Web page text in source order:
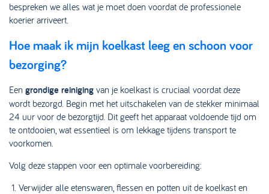
bespreken we alles wat je moet doen voordat de professionele
koerier arriveert.
Hoe maak ik mijn koelkast leeg en schoon voor
bezorging?
Een grondige reiniging van je koelkast is cruciaal voordat deze
wordt bezorgd. Begin met het uitschakelen van de stekker minimaal
24 uur voor de bezorgtijd. Dit geeft het apparaat voldoende tijd om
te ontdooien, wat essentieel is om lekkage tijdens transport te
voorkomen.
Volg deze stappen voor een optimale voorbereiding:
Verwijder alle etenswaren, flessen en potten uit de koelkast en